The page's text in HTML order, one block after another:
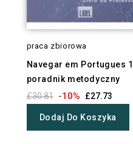
praca zbiorowa
Navegar em Portugues 1
poradnik metodyczny
£30.81 -10% £27.73
Dodaj Do Koszyka